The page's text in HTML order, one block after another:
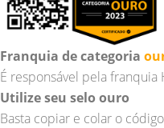
Franquia de categoria
É responsável pela franquia
Utilize seu selo ouro
Basta copiar e colar o